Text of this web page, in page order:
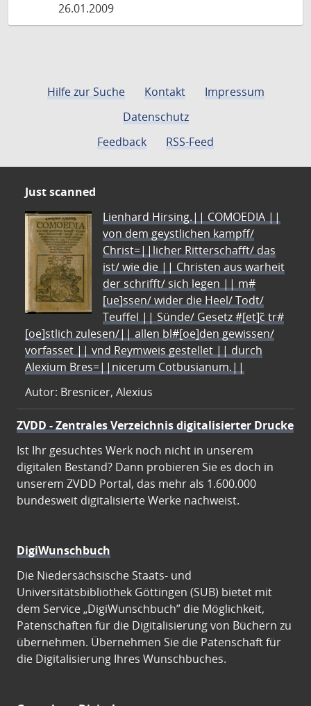
26.01.2009
Hilfe zur Suche Kontakt
Impressum
Datenschutz
Feedback
RSS-Feed
Just scanned
Lienhard Hirsing.|| COMOEDIA ||
von dem geystlichen kampff/
Christ=||licher Ritterschafft/ das
ist/ wie die || Christen aus warheit
der schrifft/ sich legen || m#
[ue]ssen/ wider die Heel/ Todt/
Teuffel || Sünde/ Gesetz #[et]c̃ tr#
[oe]stlich zulesen/|| allen bl#[oe]den gewissen/
vorfasset || vnd Reymweis gestellet || durch
Alexium Bres=||nicerum Cotbusianum.||
Autor: Bresnicer, Alexius
ZVDD - Zentrales Verzeichnis digitalisierter Drucke
Ist Ihr gesuchtes Werk noch nicht in unserem
digitalen Bestand? Dann probieren Sie es doch in
unserem ZVDD Portal, das mehr als 1.600.000
bundesweit digitalisierte Werke nachweist.
DigiWunschbuch
Die Niedersächsische Staats- und
Universitätsbibliothek Göttingen (SUB) bietet mit
dem Service „DigiWunschbuch” die Möglichkeit,
Patenschaften für die Digitalisierung von Büchern zu
übernehmen. Übernehmen Sie die Patenschaft für
die Digitalisierung Ihres Wunschbuches.